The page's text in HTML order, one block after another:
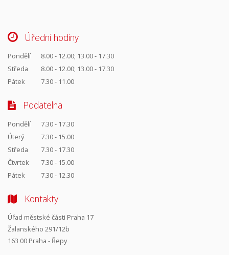
Úřední hodiny
Pondělí
8.00 - 12.00; 13.00 - 17.30
Středa
8.00 - 12.00; 13.00 - 17.30
Pátek
7.30 - 11.00
Podatelna
Pondělí
7.30 - 17.30
Úterý
7.30 - 15.00
Středa
7.30 - 17.30
Čtvrtek
7.30 - 15.00
Pátek
7.30 - 12.30
Kontakty
Úřad městské části Praha 17
Žalanského 291/12b
163 00 Praha - Řepy